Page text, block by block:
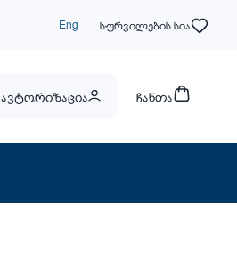
Eng სურვილების სია
ავტორიზაცია ჩანთა